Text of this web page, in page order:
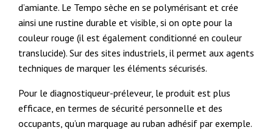
d’amiante. Le Tempo sèche en se polymérisant et crée
ainsi une rustine durable et visible, si on opte pour la
couleur rouge (il est également conditionné en couleur
translucide). Sur des sites industriels, il permet aux agents
techniques de marquer les éléments sécurisés.
Pour le diagnostiqueur-préleveur, le produit est plus
efficace, en termes de sécurité personnelle et des
occupants, qu’un marquage au ruban adhésif par exemple.